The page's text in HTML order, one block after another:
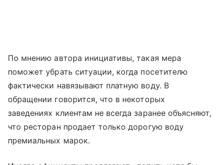
По мнению автора инициативы, такая мера
поможет убрать ситуации, когда посетителю
фактически навязывают платную воду. В
обращении говорится, что в некоторых
заведениях клиентам не всегда заранее объясняют,
что ресторан продает только дорогую воду
премиальных марок.